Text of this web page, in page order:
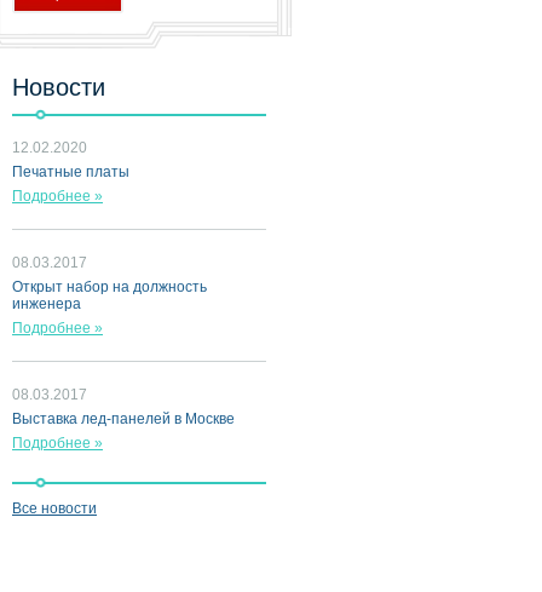
Новости
12.02.2020
Печатные платы
Подробнее »
08.03.2017
Открыт набор на должность
инженера
Подробнее »
08.03.2017
Выставка лед-панелей в Москве
Подробнее »
Все новости